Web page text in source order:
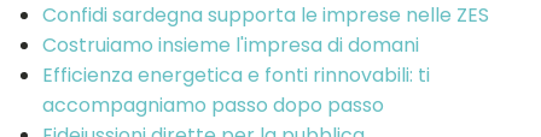
Confidi sardegna supporta le imprese nelle ZES
Costruiamo insieme l'impresa di domani
Efficienza energetica e fonti rinnovabili: ti
accompagniamo passo dopo passo